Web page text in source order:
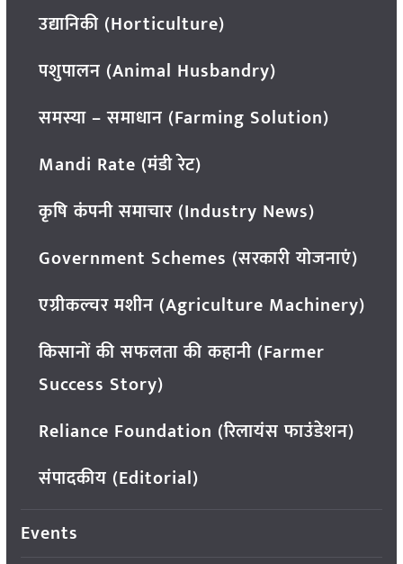
उद्यानिकी (Horticulture)
पशुपालन (Animal Husbandry)
समस्या – समाधान (Farming Solution)
Mandi Rate (मंडी रेट)
कृषि कंपनी समाचार (Industry News)
Government Schemes (सरकारी योजनाएं)
एग्रीकल्चर मशीन (Agriculture Machinery)
किसानों की सफलता की कहानी (Farmer
Success Story)
Reliance Foundation (रिलायंस फाउंडेशन)
संपादकीय (Editorial)
Events